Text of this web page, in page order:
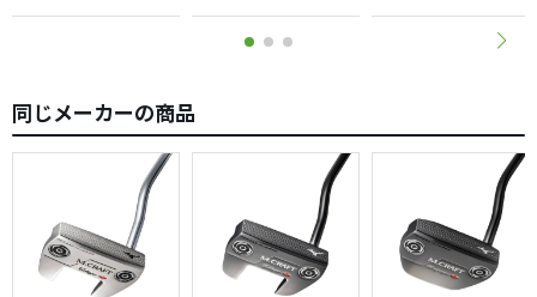
同じメーカーの商品